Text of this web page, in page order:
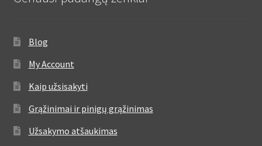
Blog
My Account
Kaip užsisakyti
Grąžinimai ir pinigų grąžinimas
Užsakymo atšaukimas